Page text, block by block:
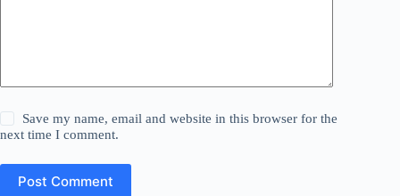
Save my name, email and website in this browser for the
next time I comment.
Post Comment